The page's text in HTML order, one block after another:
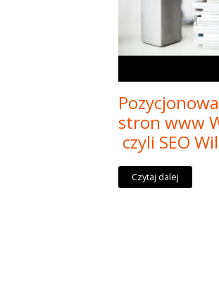
stron www
czyli SEO
Czytaj dalej